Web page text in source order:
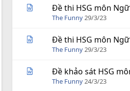
Đề thi HSG môn
The Funny29/3/23
Đề thi HSG môn
The Funny29/3/23
Đề khảo sát HSG
The Funny24/3/23